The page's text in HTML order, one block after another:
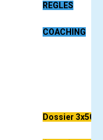
REGLES
COACHING
Dossier